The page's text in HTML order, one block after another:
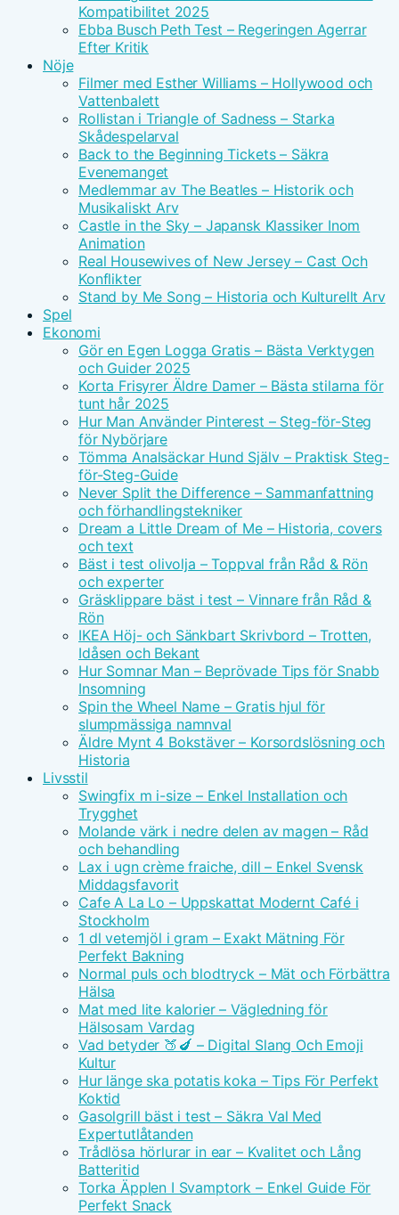
Kompatibilitet 2025
Ebba Busch Peth Test – Regeringen Agerrar
Efter Kritik
Nöje
Filmer med Esther Williams – Hollywood och
Vattenbalett
Rollistan i Triangle of Sadness – Starka
Skådespelarval
Back to the Beginning Tickets – Säkra
Evenemanget
Medlemmar av The Beatles – Historik och
Musikaliskt Arv
Castle in the Sky – Japansk Klassiker Inom
Animation
Real Housewives of New Jersey – Cast Och
Konflikter
Stand by Me Song – Historia och Kulturellt Arv
Spel
Ekonomi
Gör en Egen Logga Gratis – Bästa Verktygen
och Guider 2025
Korta Frisyrer Äldre Damer – Bästa stilarna för
tunt hår 2025
Hur Man Använder Pinterest – Steg-för-Steg
för Nybörjare
Tömma Analsäckar Hund Själv – Praktisk Steg-
för-Steg-Guide
Never Split the Difference – Sammanfattning
och förhandlingstekniker
Dream a Little Dream of Me – Historia, covers
och text
Bäst i test olivolja – Toppval från Råd & Rön
och experter
Gräsklippare bäst i test – Vinnare från Råd &
Rön
IKEA Höj- och Sänkbart Skrivbord – Trotten,
Idåsen och Bekant
Hur Somnar Man – Beprövade Tips för Snabb
Insomning
Spin the Wheel Name – Gratis hjul för
slumpmässiga namnval
Äldre Mynt 4 Bokstäver – Korsordslösning och
Historia
Livsstil
Swingfix m i-size – Enkel Installation och
Trygghet
Molande värk i nedre delen av magen – Råd
och behandling
Lax i ugn crème fraiche, dill – Enkel Svensk
Middagsfavorit
Cafe A La Lo – Uppskattat Modernt Café i
Stockholm
1 dl vetemjöl i gram – Exakt Mätning För
Perfekt Bakning
Normal puls och blodtryck – Mät och Förbättra
Hälsa
Mat med lite kalorier – Vägledning för
Hälsosam Vardag
Vad betyder 🍑🍆 – Digital Slang Och Emoji
Kultur
Hur länge ska potatis koka – Tips För Perfekt
Koktid
Gasolgrill bäst i test – Säkra Val Med
Expertutlåtanden
Trådlösa hörlurar in ear – Kvalitet och Lång
Batteritid
Torka Äpplen I Svamptork – Enkel Guide För
Perfekt Snack